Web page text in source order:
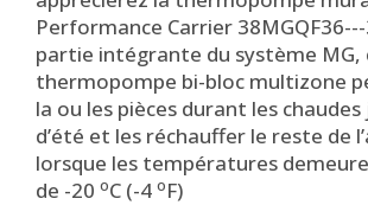
Performance Carrier
partie intégrante du système
thermopompe bi-bloc multizone
la ou les pièces durant les
d’été et les réchauffer le reste de
lorsque les températures
de -20 oC (-4 oF)